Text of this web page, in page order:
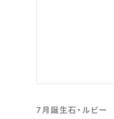
7月誕生石・ルビー